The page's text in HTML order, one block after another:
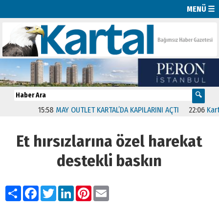
MENÜ ☰
15:58 MAY OUTLET KARTAL’DA KAPILARINI AÇTI 22:06
Et hırsızlarına özel harekat
destekli baskın
PaylaşFacebook
TwitterLinkedIn
Pinterest
Email